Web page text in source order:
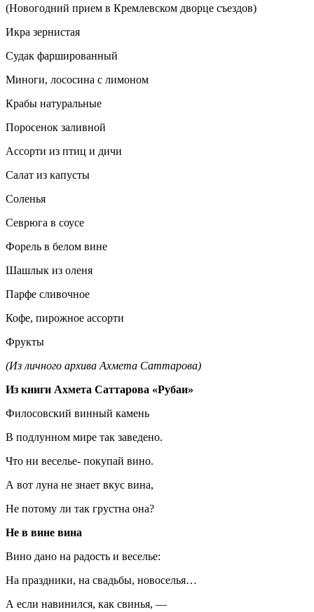
(Новогодний прием в Кремлевском дворце съездов)
Икра зернистая
Судак фаршированный
Миноги, лососина с лимоном
Крабы натуральные
Поросенок заливной
Ассорти из птиц и дичи
Салат из капусты
Соленья
Севрюга в соусе
Форель в белом вине
Шашлык из оленя
Парфе сливочное
Кофе, пирожное ассорти
Фрукты
(Из личного архива Ахмета Саттарова)
Из книги Ахмета Саттарова «Рубаи»
Филосовский винный камень
В подлунном мире так заведено.
Что ни веселье- покупай вино.
А вот луна не знает вкус вина,
Не потому ли так грустна она?
Не в вине вина
Вино дано на радость и веселье:
На праздники, на свадьбы, новоселья…
А если навинился, как свинья, —